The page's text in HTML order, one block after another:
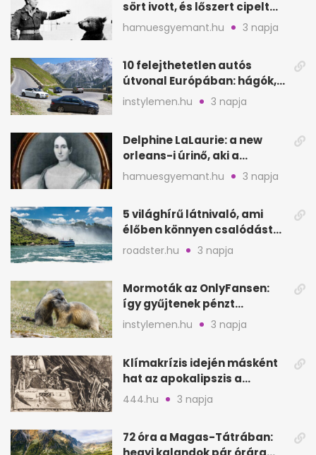
sört ivott, és lőszert cipelt
Monte Cassinónál
hamuesgyemant.hu 3 napja
10 felejthetetlen autós
útvonal Európában: hágók,
partok, fjordok
instylemen.hu 3 napja
Delphine LaLaurie: a new
orleans-i úrinő, aki a
padláson kínzott
hamuesgyemant.hu 3 napja
5 világhírű látnivaló, ami
élőben könnyen csalódást
okozhat
roadster.hu 3 napja
Mormoták az OnlyFansen:
így gyűjtenek pénzt
amerikai kutatók
instylemen.hu 3 napja
Klímakrízis idején másként
hat az apokalipszis a
Szépművészetiben
444.hu 3 napja
72 óra a Magas-Tátrában: